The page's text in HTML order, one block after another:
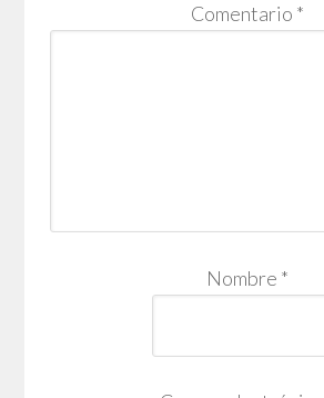
Comentario *
Nombre *